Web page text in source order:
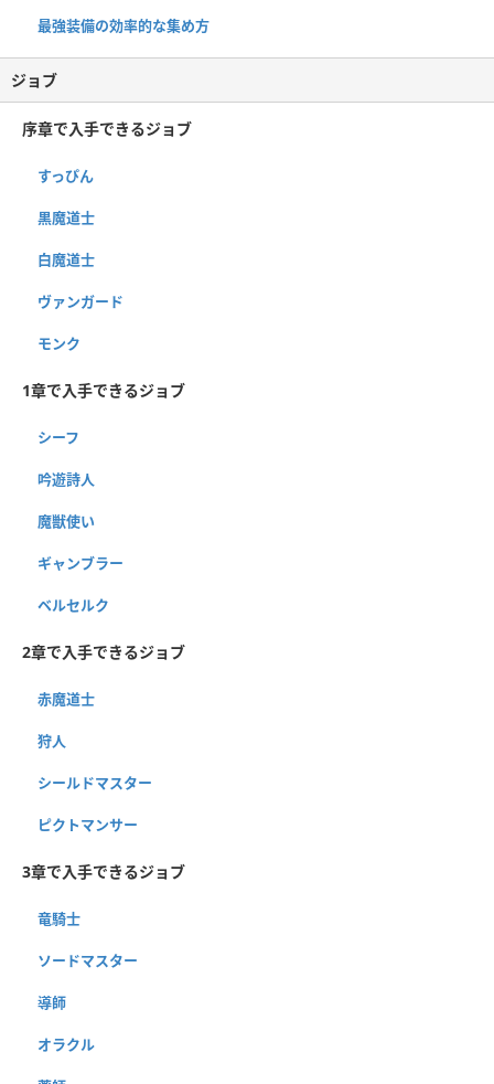
最強装備の効率的な集め方
ジョブ
序章で入手できるジョブ
すっぴん
黒魔道士
白魔道士
ヴァンガード
モンク
1章で入手できるジョブ
シーフ
吟遊詩人
魔獣使い
ギャンブラー
ベルセルク
2章で入手できるジョブ
赤魔道士
狩人
シールドマスター
ピクトマンサー
3章で入手できるジョブ
竜騎士
ソードマスター
導師
オラクル